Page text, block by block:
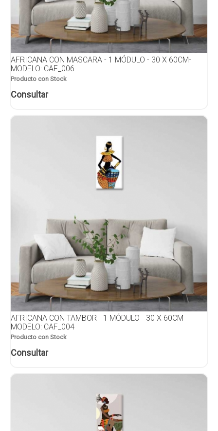
AFRICANA CON MASCARA - 1 MÓDULO - 30 X 60CM-
MODELO: CAF_006
Producto con Stock
Consultar
AFRICANA CON TAMBOR - 1 MÓDULO - 30 X 60CM-
MODELO: CAF_004
Producto con Stock
Consultar